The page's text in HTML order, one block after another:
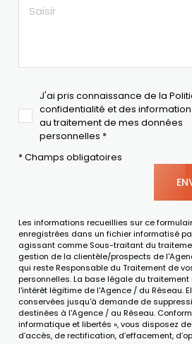
J'ai pris connaissance de la
confidentialité et des
au traitement de mes données
personnelles *
* Champs obligatoires
Les informations recueillies sur ce
enregistrées dans un fichier informatisé
agissant comme Sous-traitant du
gestion de la clientèle/prospects de
qui reste Responsable du Traitement de
personnelles. La base légale du traitement
l'intérêt légitime de l'Agence / du Réseau.
conservées jusqu'à demande de
destinées à l'Agence / au Réseau.
informatique et libertés », vous disposez
d’accès, de rectification, d’effacement,